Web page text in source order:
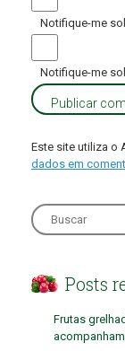
Notifique-me
Notifique-me
Este site utiliza o
dados em
Search
for:
Posts
Frutas